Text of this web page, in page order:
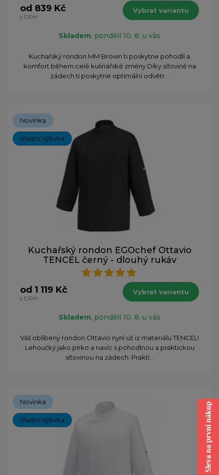
od 839 Kč
s DPH
Vybrat variantu
Skladem, pondělí 10. 8. u vás
Kuchařský rondon MM Brown ti poskytne pohodlí a
komfort během celé kulinářské změny Díky síťovině na
zádech ti poskytne optimální odvětr...
Novinka
Vlastní výšivka
Kuchařský rondon EGOchef Ottavio
TENCEL černý - dlouhý rukáv
od 1 119 Kč
s DPH
Vybrat variantu
Skladem, pondělí 10. 8. u vás
Váš oblíbený rondon Ottavio nyní už iz materiálu TENCEL!
Lehoučký jako pírko a navíc s pohodlnou a praktickou
síťovinou na zádech. Prakti...
Novinka
Vlastní výšivka Sleva na první nákup